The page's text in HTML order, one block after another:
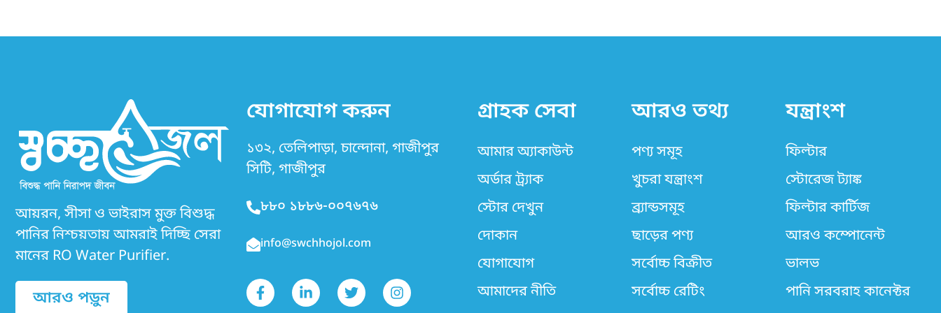
আয়রন, সীসা ও ভাইরাস মুক্ত বিশুদ্ধ
পানির নিশ্চয়তায় আমরাই দিচ্ছি সেরা
মানের RO Water Purifier.
আরও পড়ুন
যোগাযোগ করুন
১৩২, তেলিপাড়া, চান্দোনা, গাজীপুর
সিটি, গাজীপুর
৮৮০ ১৮৮৬-০০৭৬৭৬
info@swchhojol.com
F
a
c
L
i
n
T
w
i
I
n
s
গ্রাহক সেবা
আমার অ্যাকাউন্ট
অর্ডার ট্র্যাক
স্টোর দেখুন
দোকান
যোগাযোগ
আমাদের নীতি
আরও তথ্য
পণ্য সমূহ
খুচরা যন্ত্রাংশ
ব্র্যান্ডসমূহ
ছাড়ের পণ্য
সর্বোচ্চ বিক্রীত
সর্বোচ্চ রেটিং
যন্ত্রাংশ
ফিল্টার
স্টোরেজ ট্যাঙ্ক
ফিল্টার কার্টিজ
আরও কম্পোনেন্ট
ভালভ
পানি সরবরাহ কানেক্টর